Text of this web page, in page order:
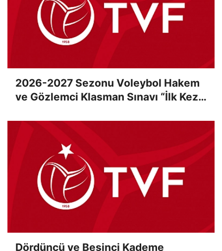
2026-2027 Sezonu Voleybol Hakem
ve Gözlemci Klasman Sınavı “İlk Kez”
Dördüncü ve Beşinci Kademe